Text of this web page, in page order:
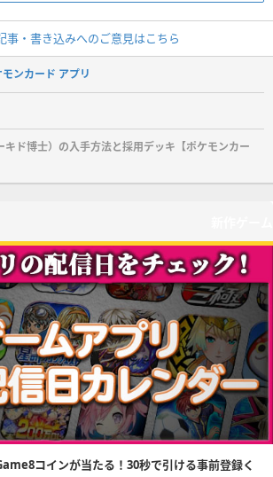
事・書き込みへのご意見はこちら
ンカード アプリ
キド博士）の入手方法と採用デッキ【ポケモンカー
コインが当たる！30秒で引ける事前登録く